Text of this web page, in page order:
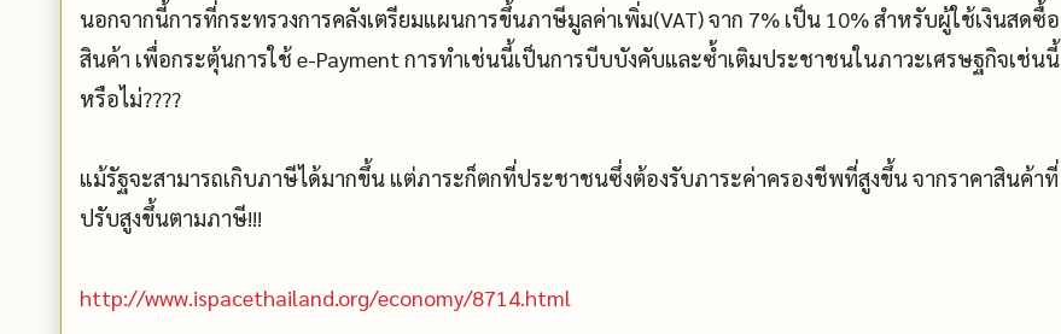
นอกจากนี้การที่กระทรวงการคลังเตรียมแผนการขึ้นภาษีมูลค่าเพิ่ม(VAT) จาก 7% เป็น 10% สำหรับผู้ใช้เงินสดซื้อ
สินค้า เพื่อกระตุ้นการใช้ e-Payment การทำเช่นนี้เป็นการบีบบังคับและซ้ำเติมประชาชนในภาวะเศรษฐกิจเช่นนี้
หรือไม่????
แม้รัฐจะสามารถเกิบภาษีได้มากขึ้น แต่ภาระก็ตกที่ประชาชนซึ่งต้องรับภาระค่าครองชีพที่สูงขึ้น จากราคาสินค้าที่
ปรับสูงขึ้นตามภาษี!!!
http://www.ispacethailand.org/economy/8714.html